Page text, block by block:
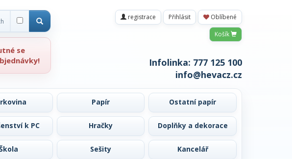
se
registrace Přihlásit Oblíbené
Košík
Infolinka: 777 125 100
info@hevacz.cz
Papír Ostatní papír
k PC Hračky Doplňky a dekorace
Sešity Kancelář